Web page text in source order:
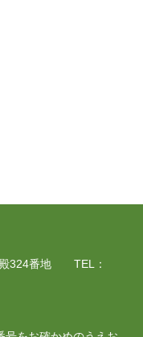
殿324番地 TEL：